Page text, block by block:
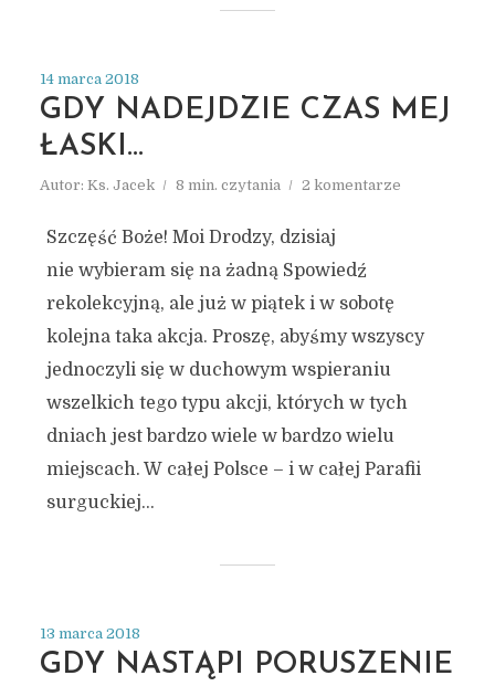
14 marca 2018
GDY NADEJDZIE CZAS MEJ
ŁASKI…
Autor: Ks. Jacek 8 min. czytania 2 komentarze
Szczęść Boże! Moi Drodzy, dzisiaj
nie wybieram się na żadną Spowiedź
rekolekcyjną, ale już w piątek i w sobotę
kolejna taka akcja. Proszę, abyśmy wszyscy
jednoczyli się w duchowym wspieraniu
wszelkich tego typu akcji, których w tych
dniach jest bardzo wiele w bardzo wielu
miejscach. W całej Polsce – i w całej Parafii
surguckiej...
13 marca 2018
GDY NASTĄPI PORUSZENIE